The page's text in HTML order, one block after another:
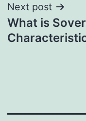
Next post
What is